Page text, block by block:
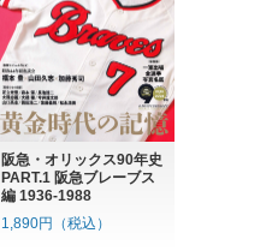
阪急・オリックス90年史
PART.1 阪急ブレーブス
編 1936-1988
1,890円（税込）